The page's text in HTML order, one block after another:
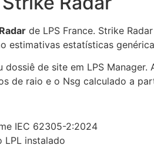
de LPS France. Strike
estimativas estatísticas
de site em LPS
de raio e o Nsg calculado a
IEC 62305-2:2024
LPL instalado